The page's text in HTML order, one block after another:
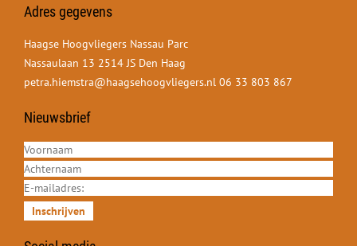
Adres gegevens
Haagse Hoogvliegers Nassau Parc
Nassaulaan 13 2514 JS Den Haag
petra.hiemstra@haagsehoogvliegers.nl 06 33 803 867
Nieuwsbrief
Inschrijven